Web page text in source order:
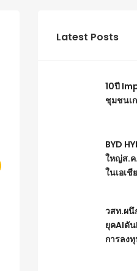
Latest Posts
10ปี
ชุมชนเ
BYD
ใหญ่ส.
ในเอเ
วสท.ผนึ
ยุคAIดั
การลง